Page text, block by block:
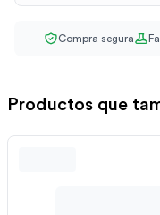
Compra segura
Productos que